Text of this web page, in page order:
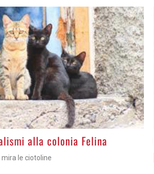
alla colonia Felina
mira le ciotoline